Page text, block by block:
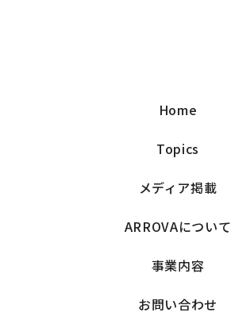
Home
Topics
メディア掲載
ARROVAについて
事業内容
お問い合わせ